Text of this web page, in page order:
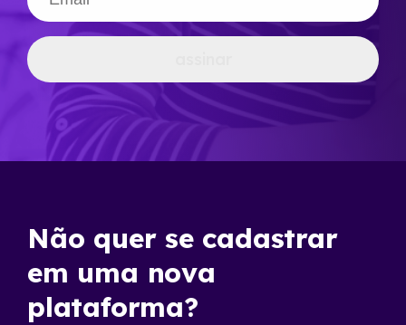
Não quer se cadastrar
em uma nova
plataforma?